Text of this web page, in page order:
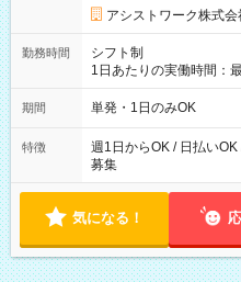
アシストワーク株式会
勤務時間
シフト制
1日あたりの実働時間：
勤務 勤務：月・水・金 休み：火
可能です！ ※1日あたりの最大実働時間は日勤、夜勤共に勤務し
期間 単発・1日のみOK
特徴
週1日からOK / 日払い
募集
気になる！